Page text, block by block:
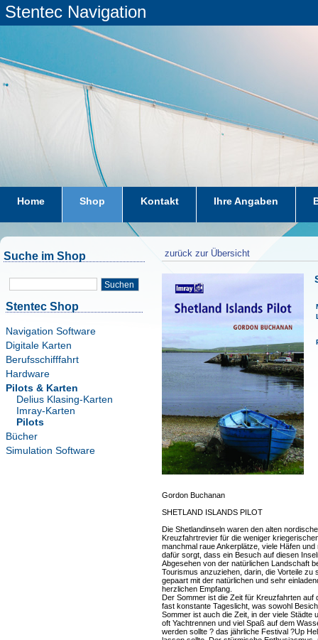
Stentec Navigation
Home Shop Kontakt Ihre Angaben
Suche im Shop
Suchen
Stentec Shop
Navigation Software
Digitale Karten
Berufsschifffahrt
Hardware
Pilots & Karten
Delius Klasing-Karten
Imray-Karten
Pilots
Bücher
Simulation Software
zurück zur Übersicht
Gordon Buchanan
SHETLAND ISLANDS PILOT
Die Shetlandinseln waren den alten
Kreuzfahrtrevier für die weniger
manchmal raue Ankerplätze, viele Häfen
dafür sorgt, dass ein Besuch auf diesen
Abgesehen von der natürlichen Landschaft
Tourismus anzuziehen, darin, die Vorteile
gepaart mit der natürlichen und sehr
herzlichen Empfang.
Der Sommer ist die Zeit für Kreuzfahrten auf
fast konstante Tageslicht, was sowohl
Sommer ist auch die Zeit, in der viele
oft Yachtrennen und viel Spaß auf dem
werden sollte ? das jährliche Festival ?Up